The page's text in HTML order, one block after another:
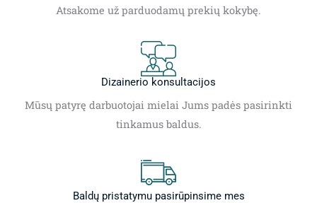
Atsakome už parduodamų prekių kokybę.
Dizainerio konsultacijos
Mūsų patyrę darbuotojai mielai Jums padės pasirinkti
tinkamus baldus.
Baldų pristatymu pasirūpinsime mes